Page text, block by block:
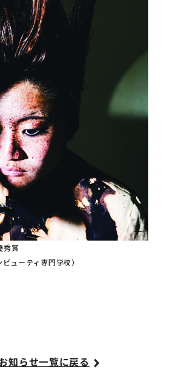
秀賞
ューティ専門学校）
知らせ一覧に戻る